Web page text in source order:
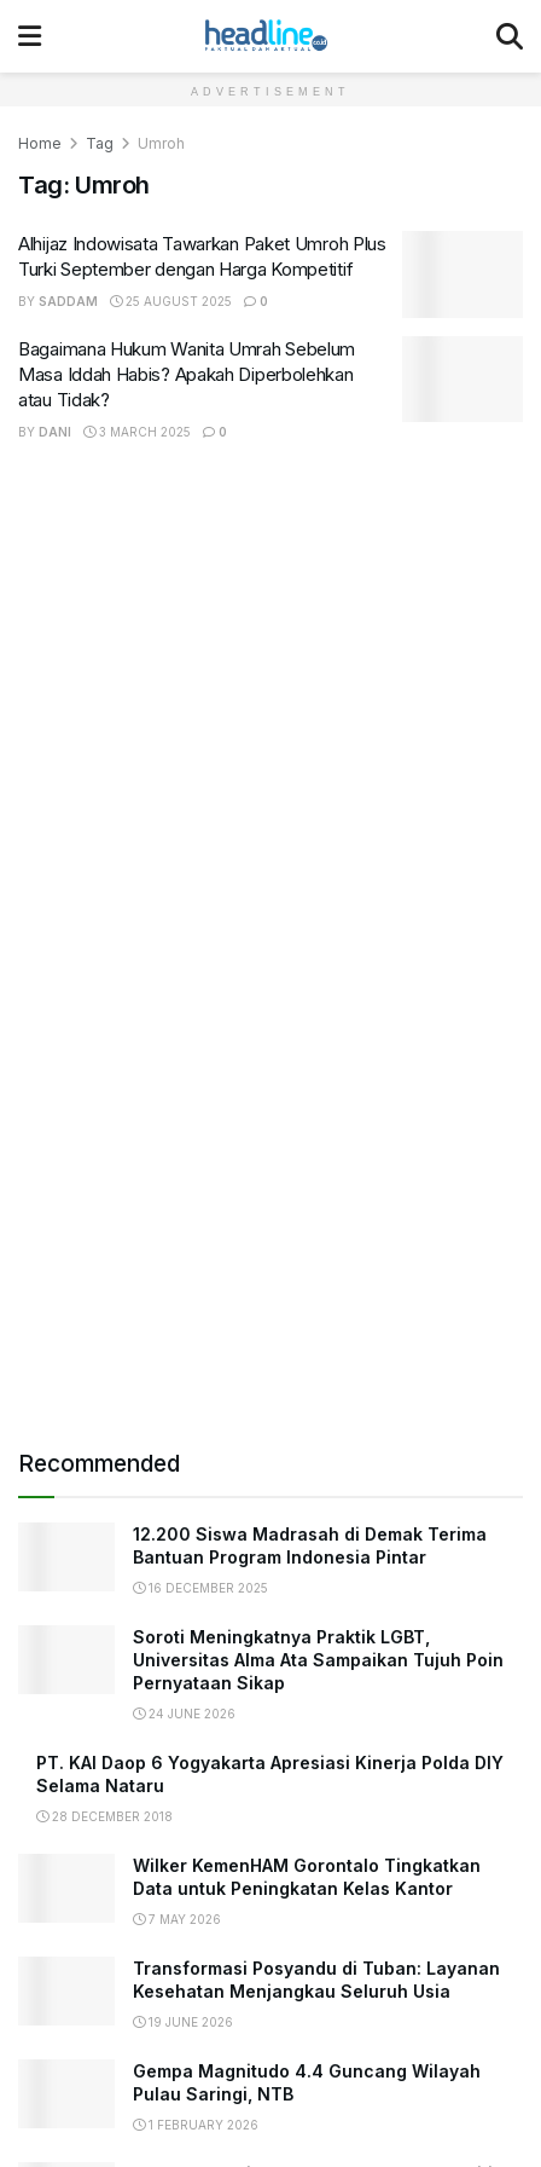
ADVERTISEMENT
Home Tag Umroh
Tag: Umroh
Alhijaz Indowisata Tawarkan Paket Umroh Plus
Turki September dengan Harga Kompetitif
BY SADDAM 25 AUGUST 2025 0
Bagaimana Hukum Wanita Umrah Sebelum
Masa Iddah Habis? Apakah Diperbolehkan
atau Tidak?
BY DANI 3 MARCH 2025 0
Recommended
12.200 Siswa Madrasah di Demak Terima
Bantuan Program Indonesia Pintar
16 DECEMBER 2025
Soroti Meningkatnya Praktik LGBT,
Universitas Alma Ata Sampaikan Tujuh Poin
Pernyataan Sikap
24 JUNE 2026
PT. KAI Daop 6 Yogyakarta Apresiasi Kinerja Polda DIY
Selama Nataru
28 DECEMBER 2018
Wilker KemenHAM Gorontalo Tingkatkan
Data untuk Peningkatan Kelas Kantor
7 MAY 2026
Transformasi Posyandu di Tuban: Layanan
Kesehatan Menjangkau Seluruh Usia
19 JUNE 2026
Gempa Magnitudo 4.4 Guncang Wilayah
Pulau Saringi, NTB
1 FEBRUARY 2026